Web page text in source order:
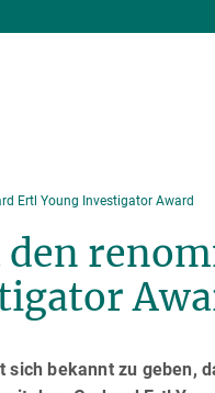
Ertl Young Investigator Award
bekannt zu geben,